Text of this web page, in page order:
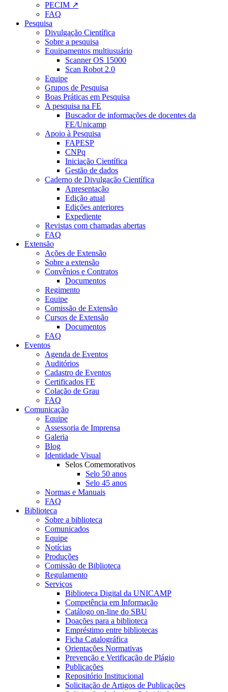
PECIM ↗
FAQ
Pesquisa
Divulgação Científica
Sobre a pesquisa
Equipamentos multiusuário
Scanner OS 15000
Scan Robot 2.0
Equipe
Grupos de Pesquisa
Boas Práticas em Pesquisa
A pesquisa na FE
Buscador de informações de docentes da
FE/Unicamp
Apoio à Pesquisa
FAPESP
CNPq
Iniciação Científica
Gestão de dados
Caderno de Divulgação Científica
Apresentação
Edição atual
Edições anteriores
Expediente
Revistas com chamadas abertas
FAQ
Extensão
Ações de Extensão
Sobre a extensão
Convênios e Contratos
Documentos
Regimento
Equipe
Comissão de Extensão
Cursos de Extensão
Documentos
FAQ
Eventos
Agenda de Eventos
Auditórios
Cadastro de Eventos
Certificados FE
Colação de Grau
FAQ
Comunicação
Equipe
Assessoria de Imprensa
Galeria
Blog
Identidade Visual
Selos Comemorativos
Selo 50 anos
Selo 45 anos
Normas e Manuais
FAQ
Biblioteca
Sobre a biblioteca
Comunicados
Equipe
Notícias
Produções
Comissão de Biblioteca
Regulamento
Serviços
Biblioteca Digital da UNICAMP
Competência em Informação
Catálogo on-line do SBU
Doações para a biblioteca
Empréstimo entre bibliotecas
Ficha Catalográfica
Orientações Normativas
Prevenção e Verificação de Plágio
Publicações
Repositório Institucional
Solicitação de Artigos de Publicações